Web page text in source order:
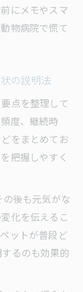
にメモやスマ
物病院で慌て
の説明法
点を整理して
度、継続時
をまとめてお
把握しやすく
後も元気がな
化を伝えるこ
ットが普段ど
るのも効果的